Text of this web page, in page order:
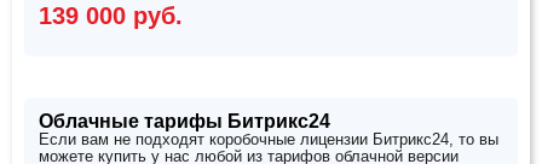
139 000 руб.
Облачные тарифы Битрикс24
Если вам не подходят коробочные лицензии Битрикс24, то вы
можете купить у нас любой из тарифов облачной версии